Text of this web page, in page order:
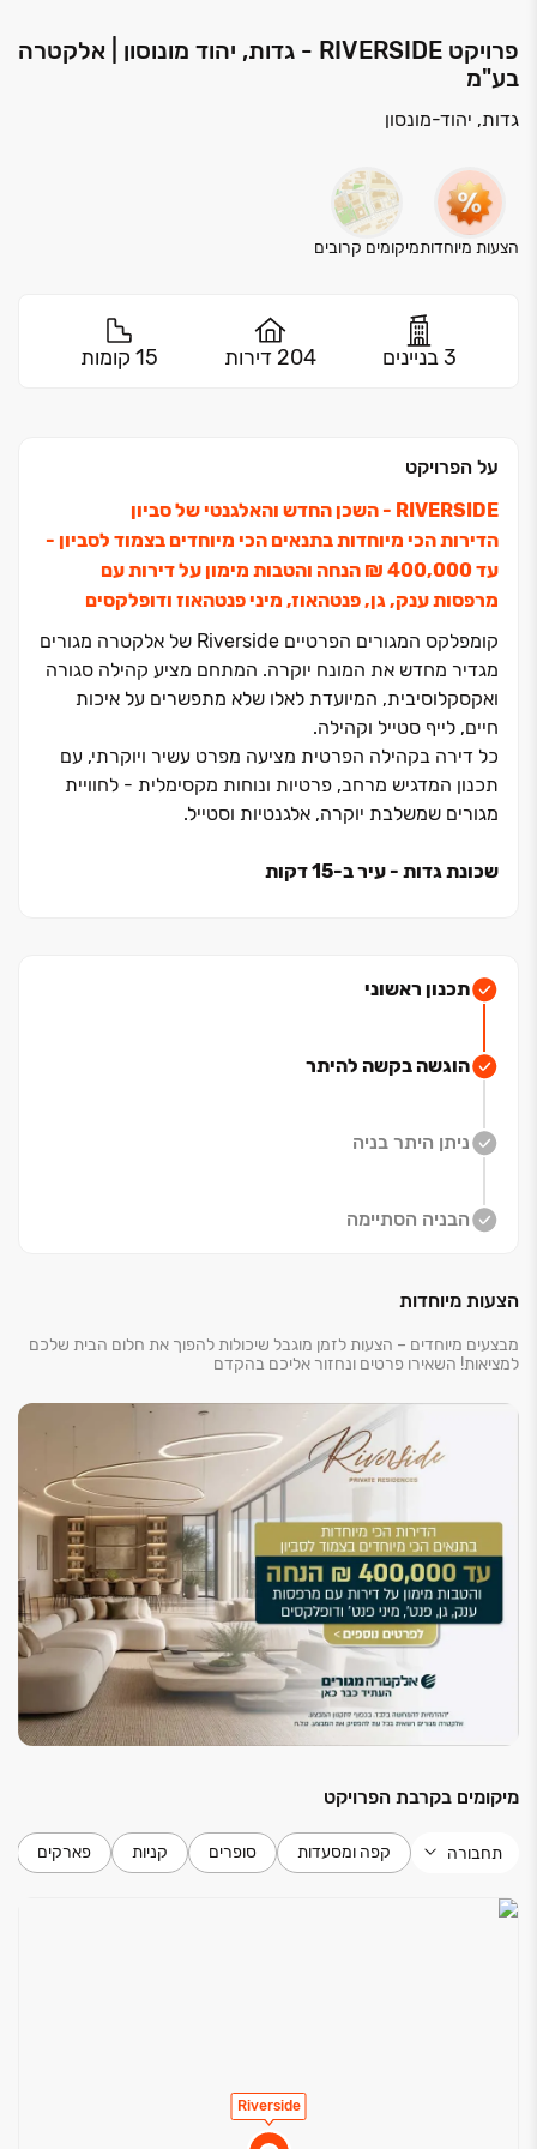
פרויקט RIVERSIDE - גדות, יהוד מונוסון | אלקטרה
בע"מ
גדות, יהוד-מונסון
הצעות מיוחדותמיקומים קרובים
3 בניינים 204 דירות 15 קומות
על הפרויקט
RIVERSIDE - השכן החדש והאלגנטי של סביון
הדירות הכי מיוחדות בתנאים הכי מיוחדים בצמוד לסביון -
עד ‏400,000 ‏₪ הנחה והטבות מימון על דירות עם
מרפסות ענק, גן, פנטהאוז, מיני פנטהאוז ודופלקסים
קומפלקס המגורים הפרטיים Riverside של אלקטרה מגורים
מגדיר מחדש את המונח יוקרה. המתחם מציע קהילה סגורה
ואקסקלוסיבית, המיועדת לאלו שלא מתפשרים על איכות
חיים, לייף סטייל וקהילה.
כל דירה בקהילה הפרטית מציעה מפרט עשיר ויוקרתי, עם
תכנון המדגיש מרחב, פרטיות ונוחות מקסימלית - לחוויית
מגורים שמשלבת יוקרה, אלגנטיות וסטייל.
שכונת גדות - עיר ב‏-15 דקות
בבסיס התכנון החכם של השכונה. התכנון המוקפד משלב
מרפאות ושירותי בריאות מקיפים, קניון בוטיק יוקרתי עם
מותגים מובילים, בתי קפה, מסעדות שף וחנויות קונספט
תיהנו מחיבור מהיר ונוח לתל אביב דרך הקו הסגול החדש
מעניקות מרחבי מגורים נדיבים למשפחות גדולות, דירות הגן
מציעות חצר פרטית עם תחושת בית פרטי, והפנטהאוזים
מייצגים יוקרה מוחלטת עם מרפסות פנורמיות.
הסטנדרט הבינלאומי של פרויקט Riverside כולל עיצוב
ותכנון אדריכלי מוקפד ומגוון חללים ציבוריים אקסקלוסיביים.
המתחם מעניק לדיירים שמירה במתכונת ‏24/‏7, בריכת
שחייה פרטית, חדר כושר מלא המשתרע על פני ‏150 מ״ר,
לאונג׳ דיירים, מועדון ילדים וחללי עבודה שיתופיים.
כל דירה מגיעה עם מפרט גימור יוקרתי ברמה הגבוהה
ביותר, הכולל חומרים איכותיים ועיצוב מתוחכם המשקף
סטנדרטים בינלאומיים.
תכנון ראשוני
הוגשה בקשה להיתר
ניתן היתר בניה
הבניה הסתיימה
הצעות מיוחדות
מבצעים מיוחדים – הצעות לזמן מוגבל שיכולות להפוך את חלום הבית שלכם
למציאות! השאירו פרטים ונחזור אליכם בהקדם
מיקומים בקרבת הפרויקט
תחבורה קפה ומסעדות סופרים קניות פארקים
Riverside